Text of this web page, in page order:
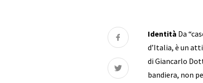
Identità Da
d’Italia, è un
di Giancarlo
bandiera, non